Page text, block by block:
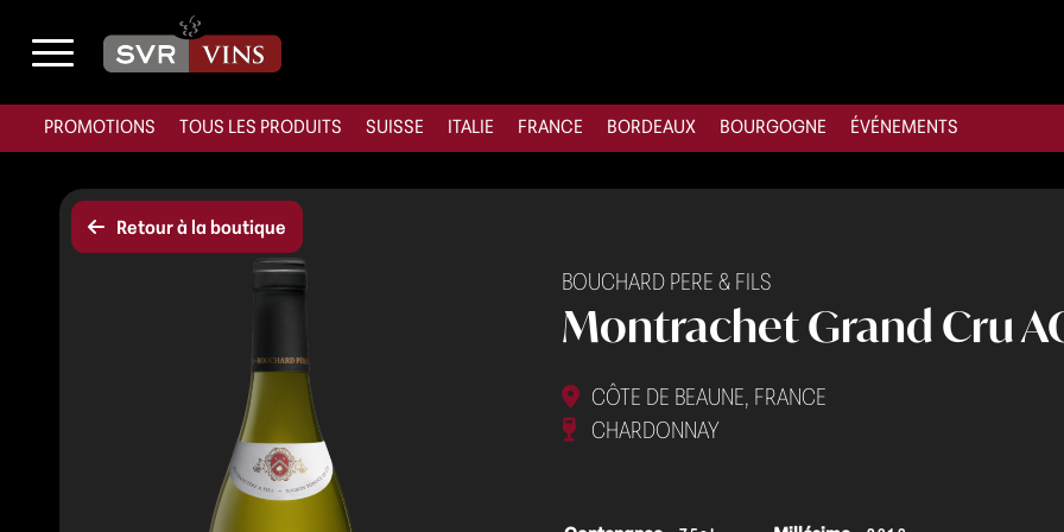
PROMOTIONS TOUS LES PRODUITS SUISSE ITALIE FRANCE BORDEAUX BOURGOGNE ÉVÉNEMENTS
Retour à la boutique
BOUCHARD PERE & FILS
Montrachet Grand Cru
CÔTE DE BEAUNE, FRANCE
CHARDONNAY